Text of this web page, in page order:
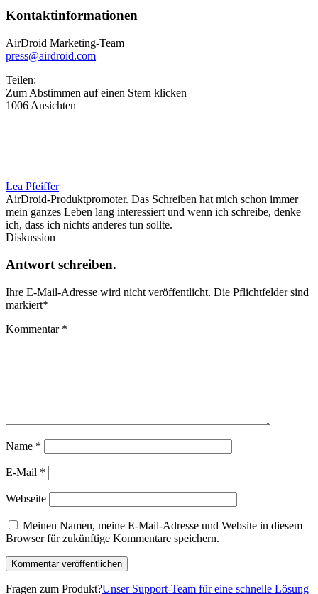
Kontaktinformationen
AirDroid Marketing-Team
press@airdroid.com
Teilen:
Zum Abstimmen auf einen Stern klicken
1006 Ansichten
Lea Pfeiffer
AirDroid-Produktpromoter. Das Schreiben hat mich schon immer
mein ganzes Leben lang interessiert und wenn ich schreibe, denke
ich, dass ich nichts anderes tun sollte.
Diskussion
Antwort schreiben.
Ihre E-Mail-Adresse wird nicht veröffentlicht. Die Pflichtfelder sind
markiert*
Kommentar *
Name *
E-Mail *
Webseite
Meinen Namen, meine E-Mail-Adresse und Website in diesem
Browser für zukünftige Kommentare speichern.
Fragen zum Produkt?Unser Support-Team für eine schnelle Lösung